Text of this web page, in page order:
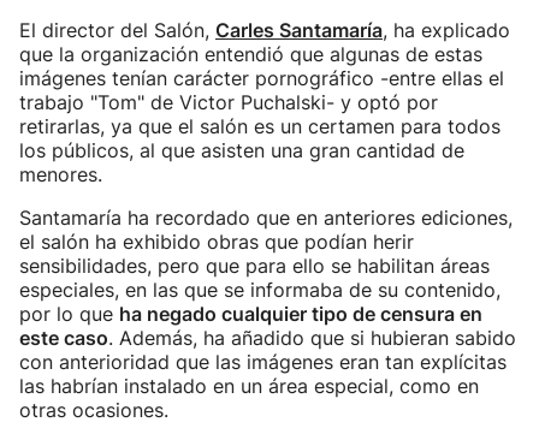
El director del Salón, Carles Santamaría, ha explicado
que la organización entendió que algunas de estas
imágenes tenían carácter pornográfico -entre ellas el
trabajo "Tom" de Victor Puchalski- y optó por
retirarlas, ya que el salón es un certamen para todos
los públicos, al que asisten una gran cantidad de
menores.
Santamaría ha recordado que en anteriores ediciones,
el salón ha exhibido obras que podían herir
sensibilidades, pero que para ello se habilitan áreas
especiales, en las que se informaba de su contenido,
por lo que ha negado cualquier tipo de censura en
este caso. Además, ha añadido que si hubieran sabido
con anterioridad que las imágenes eran tan explícitas
las habrían instalado en un área especial, como en
otras ocasiones.